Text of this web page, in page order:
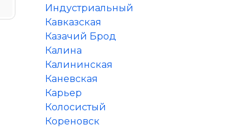
Индустриальный
Кавказская
Казачий Брод
Калина
Калининская
Каневская
Карьер
Колосистый
Кореновск